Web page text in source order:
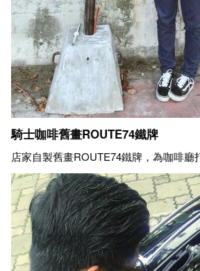
騎士咖啡舊畫ROUTE74鐵牌
店家自製舊畫ROUTE74鐵牌，為咖啡廳